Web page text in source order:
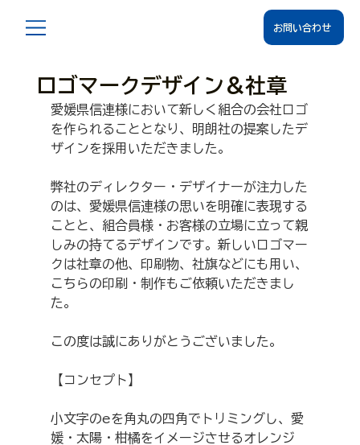
お問い合わせ
ロゴマークデザイン＆社章
愛媛県信連様において新しく組合の会社ロゴ
を作られることとなり、明朗社の提案したデ
ザインを採用いただきました。
弊社のディレクター・デザイナーが注力した
のは、愛媛県信連様の思いを明確に表現する
ことと、組合員様・お客様の立場に立って親
しみの持てるデザインです。新しいロゴマー
クは社章の他、印刷物、社旗などにも用い、
こちらの印刷・制作もご依頼いただきまし
た。
この度は誠にありがとうございました。
【コンセプト】
小文字のeを角丸の四角でトリミングし、愛
媛・太陽・柑橘をイメージさせるオレンジ